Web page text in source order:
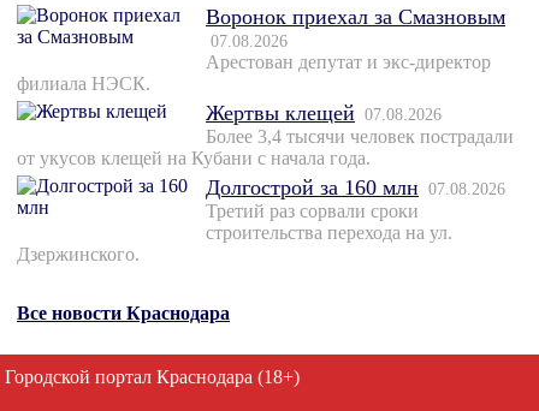
Воронок приехал за Смазновым
07.08.2026
Арестован депутат и экс-директор
филиала НЭСК.
Жертвы клещей 07.08.2026
Более 3,4 тысячи человек пострадали
от укусов клещей на Кубани с начала года.
Долгострой за 160 млн 07.08.2026
Третий раз сорвали сроки
строительства перехода на ул.
Дзержинского.
Все новости Краснодара
Городской портал Краснодара (18+)